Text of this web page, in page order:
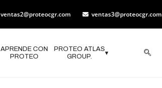
ventas2@proteocgr.com ventas3@proteocgr.com
APRENDE CON
PROTEO
PROTEO ATLAS
GROUP.
▾